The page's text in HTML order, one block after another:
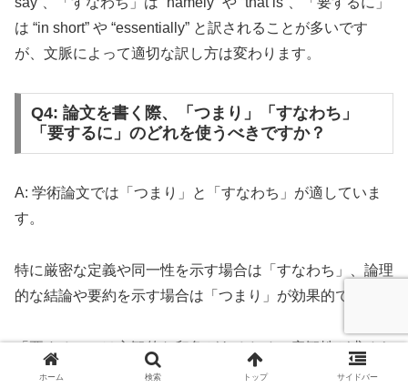
は “in short” や “essentially” と訳されることが多いです
が、文脈によって適切な訳し方は変わります。
Q4: 論文を書く際、「つまり」「すなわち」
「要するに」のどれを使うべきですか？
A: 学術論文では「つまり」と「すなわち」が適していま
す。
特に厳密な定義や同一性を示す場合は「すなわち」、論理
的な結論や要約を示す場合は「つまり」が効果的です。
「要するに」は主観的な印象があるため、客観性が求めら
れる学術論文では使用を控えた方が無難です。
ホーム 検索 トップ サイドバー